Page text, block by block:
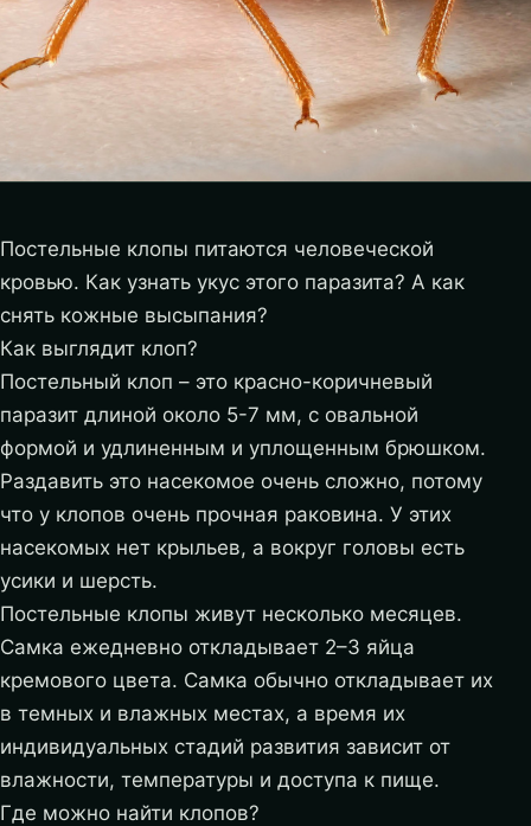
Постельные клопы питаются человеческой
кровью. Как узнать укус этого паразита? А как
снять кожные высыпания?
Как выглядит клоп?
Постельный клоп – это красно-коричневый
паразит длиной около 5-7 мм, с овальной
формой и удлиненным и уплощенным брюшком.
Раздавить это насекомое очень сложно, потому
что у клопов очень прочная раковина. У этих
насекомых нет крыльев, а вокруг головы есть
усики и шерсть.
Постельные клопы живут несколько месяцев.
Самка ежедневно откладывает 2–3 яйца
кремового цвета. Самка обычно откладывает их
в темных и влажных местах, а время их
индивидуальных стадий развития зависит от
влажности, температуры и доступа к пище.
Где можно найти клопов?